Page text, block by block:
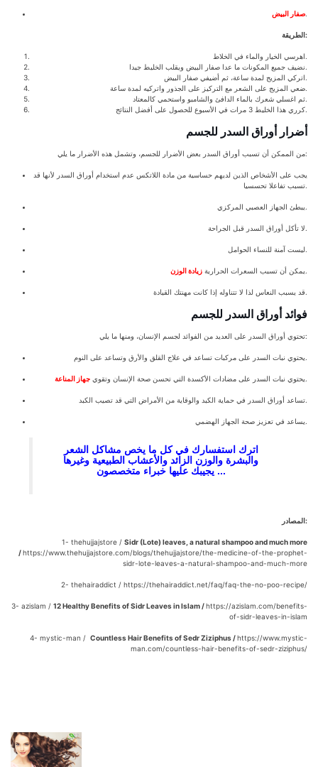
صفار البيض.
الطريقة:
أضرار أوراق السدر للجسم
من الممكن أن تسبب أوراق السدر بعض الأضرار للجسم، وتشمل هذه الأضرار ما يلي:
يجب على الأشخاص الذين لديهم حساسية من مادة اللاتكس عدم استخدام أوراق السدر لأنها قد
يمكن أن تسبب السعرات الحرارية زيادة الوزن
فوائد أوراق السدر للجسم
تحتوي أوراق السدر على العديد من الفوائد لجسم الإنسان، ومنها ما يلي:
يحتوي نبات السدر على مضادات الأكسدة التي تحسن صحة الإنسان وتقوي جهاز المناعة
اترك استفسارك في كل ما يخص مشاكل الشعر
والبشرة والوزن الزائد والأعشاب الطبيعية وغيرها
..يجيبك عليها خبراء متخصصون.
المصادر:
1- thehujjajstore / Sidr (Lote) leaves, a natural shampoo and much more
/https://www.thehujjajstore.com/blogs/thehujjajstore/the-medicine-of-the-prophet-
sidr-lote-leaves-a-natural-shampoo-and-much-more
2- thehairaddict / https://thehairaddict.net/faq/faq-the-no-poo-recipe/
3- azislam / 12 Healthy Benefits of Sidr Leaves in Islam /https://azislam.com/benefits-
of-sidr-leaves-in-islam
4- mystic-man / Countless Hair Benefits of Sedr Ziziphus /https://www.mystic-
man.com/countless-hair-benefits-of-sedr-ziziphus/